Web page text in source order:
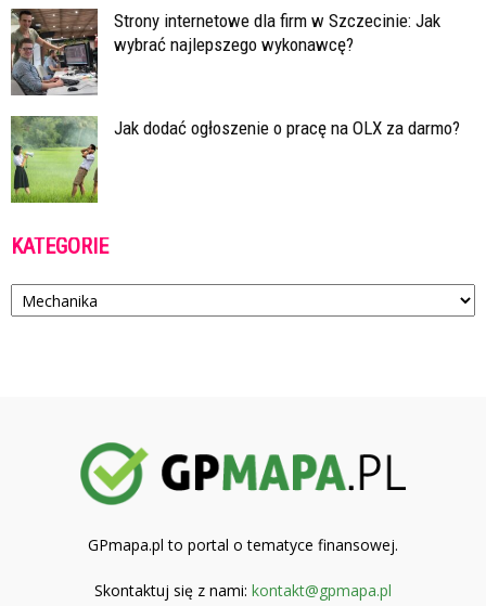
Strony internetowe dla firm w Szczecinie: Jak
wybrać najlepszego wykonawcę?
Jak dodać ogłoszenie o pracę na OLX za darmo?
KATEGORIE
Kategorie
GPmapa.pl to portal o tematyce finansowej.
Skontaktuj się z nami: kontakt@gpmapa.pl